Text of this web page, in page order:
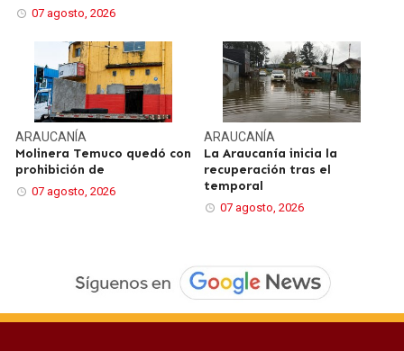
07 agosto, 2026
ARAUCANÍA
Molinera Temuco quedó con
prohibición de
07 agosto, 2026
ARAUCANÍA
La Araucanía inicia la
recuperación tras el
temporal
07 agosto, 2026